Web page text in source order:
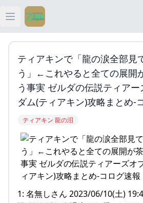
Open main menu
ティアキン
ティアキン 祠
ティアキン 武器
ティアキンで「龍の涙全部見
う」←これやると全ての展開
う事実 ゼルダの伝説ティア
ダム(ティアキン)攻略まとめ-
ティアキン 龍の泪
1: 名無しさん 2023/06/10(土)